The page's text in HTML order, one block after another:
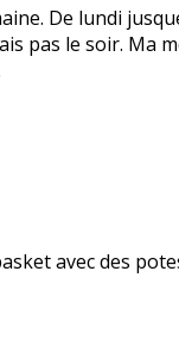
De lundi
pas le soir. Ma
avec des